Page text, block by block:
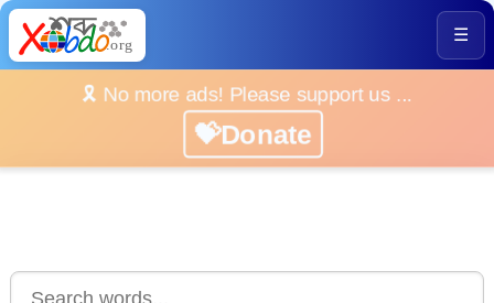
☰
🎗️ No more ads! Please support us ...
💝Donate